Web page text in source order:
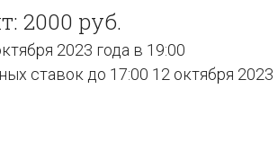
2000 руб.
2023 года в 19:00
ставок до 17:00 12 октября 2023